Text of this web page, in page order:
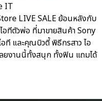
IT
LIVE SALE ย้อนหลังกับ
ตัวพ่อ ที่มาขายสินค้า Sony
ที และคุณบิวตี้ พิธีกรสาว ไอ
ลยงานนี้ทั้งสนุก ทั้งฟิน แถมได้